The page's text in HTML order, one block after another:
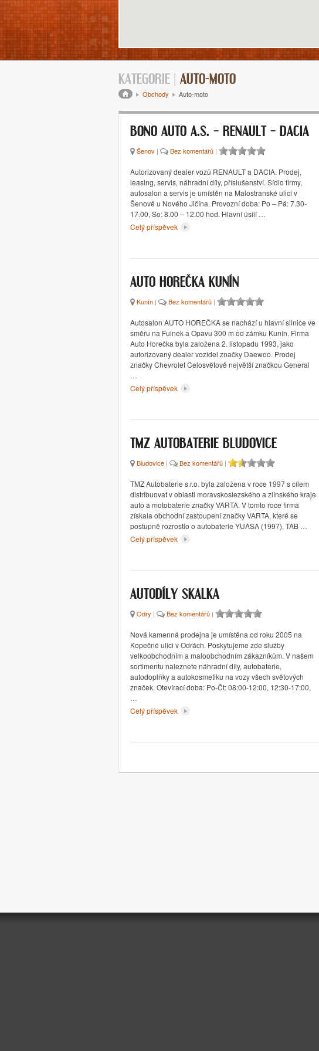
KATEGORIE | AUTO-MOTO
Drobečková navigace
Obchody Auto-moto
BONO AUTO A.S. – RENAULT – DACIA
Šenov | Bez komentářů |
Autorizovaný dealer vozů RENAULT a DACIA. Prodej,
leasing, servis, náhradní díly, příslušenství. Sídlo firmy,
autosalon a servis je umístěn na Malostranské ulici v
Šenově u Nového Jičína. Provozní doba: Po – Pá: 7.30-
17.00, So: 8.00 – 12.00 hod. Hlavní úsilí …
Celý příspěvek
AUTO HOREČKA KUNÍN
Kunín | Bez komentářů |
Autosalon AUTO HOREČKA se nachází u hlavní silnice ve
směru na Fulnek a Opavu 300 m od zámku Kunín. Firma
Auto Horečka byla založena 2. listopadu 1993, jako
autorizovaný dealer vozidel značky Daewoo. Prodej
značky Chevrolet Celosvětově největší značkou General
…
Celý příspěvek
TMZ AUTOBATERIE BLUDOVICE
Bludovice | Bez komentářů |
TMZ Autobaterie s.r.o. byla založena v roce 1997 s cílem
distribuovat v oblasti moravskoslezského a zlínského kraje
auto a motobaterie značky VARTA. V tomto roce firma
získala obchodní zastoupení značky VARTA, které se
postupně rozrostlo o autobaterie YUASA (1997), TAB …
Celý příspěvek
AUTODÍLY SKALKA
Odry | Bez komentářů |
Nová kamenná prodejna je umístěna od roku 2005 na
Kopečné ulici v Odrách. Poskytujeme zde služby
velkoobchodním a maloobchodním zákazníkům. V našem
sortimentu naleznete náhradní díly, autobaterie,
autodoplňky a autokosmetiku na vozy všech světových
značek. Otevírací doba: Po-Čt: 08:00-12:00, 12:30-17:00,
…
Celý příspěvek